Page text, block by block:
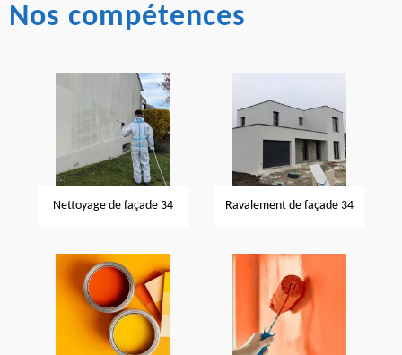
Nos compétences
Nettoyage de façade 34 Ravalement de façade 34